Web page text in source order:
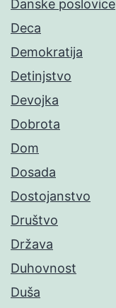
Danske poslovice
Deca
Demokratija
Detinjstvo
Devojka
Dobrota
Dom
Dosada
Dostojanstvo
Društvo
Država
Duhovnost
Duša